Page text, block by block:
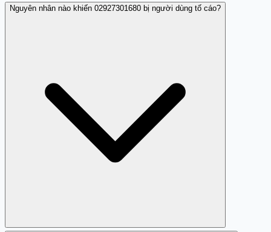
Ý kiến về số 02927301680 được ghi nhận vào ngày 2
Nguyên nhân nào khiến 02927301680 bị người dùng tố cáo?